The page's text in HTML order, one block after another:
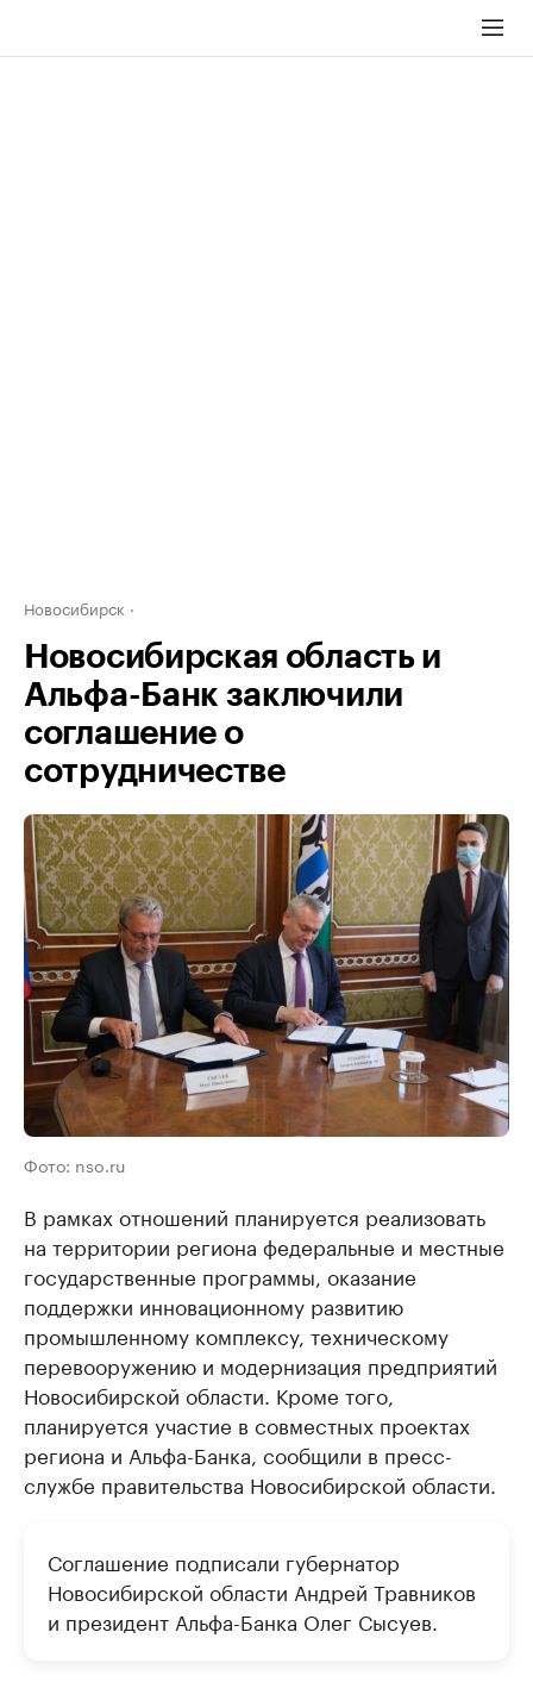
Новосибирск
Новосибирская область и
Альфа-Банк заключили
соглашение о
сотрудничестве
Фото: nso.ru
В рамках отношений планируется реализовать
на территории региона федеральные и местные
государственные программы, оказание
поддержки инновационному развитию
промышленному комплексу, техническому
перевооружению и модернизация предприятий
Новосибирской области. Кроме того,
планируется участие в совместных проектах
региона и Альфа-Банка, сообщили в пресс-
службе правительства Новосибирской области.
Соглашение подписали губернатор
Новосибирской области Андрей Травников
и президент Альфа-Банка Олег Сысуев.